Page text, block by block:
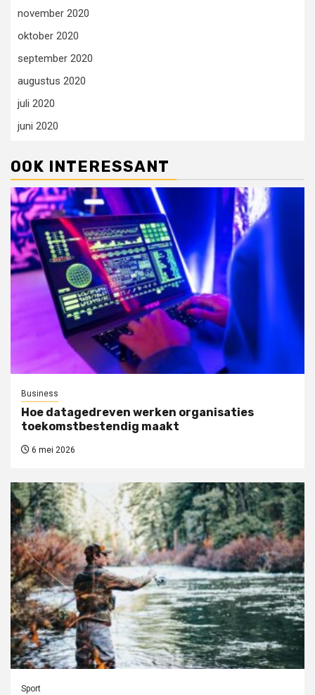
november 2020
oktober 2020
september 2020
augustus 2020
juli 2020
juni 2020
OOK INTERESSANT
Business
Hoe datagedreven werken organisaties
toekomstbestendig maakt
6 mei 2026
Sport